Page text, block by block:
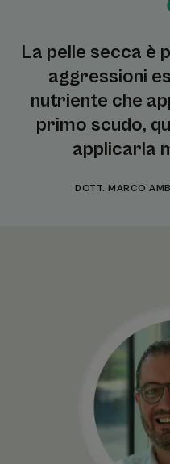
La pelle secca è
aggressioni
nutriente che
primo scudo,
applicarla
DOTT. MARCO